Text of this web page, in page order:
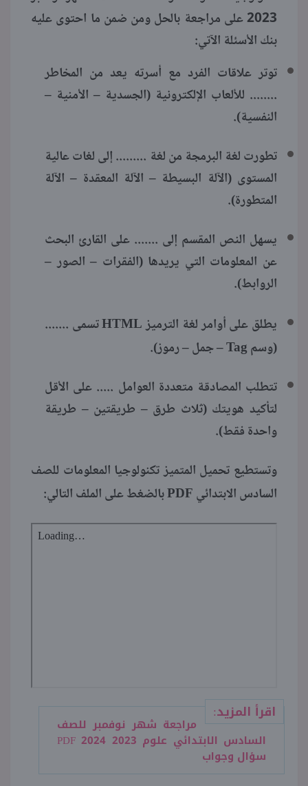
2023 على مراجعة بالحل ومن ضمن ما احتوى عليه
بنك الأسئلة الآتي:
توتر علاقات الفرد مع أسرته يعد من المخاطر
........ للألعاب الإلكترونية (الجسدية – الأمنية –
النفسية).
تطورت لغة البرمجة من لغة ......... إلى لغات عالية
المستوى (الآلة البسيطة – الآلة المعقدة – الآلة
المتطورة).
يسهل النص المقسم إلى ....... على القارئ البحث
عن المعلومات التي يريدها (الفقرات – الصور –
الروابط).
يطلق على أوامر لغة الترميزHTMLتسمى .......
(وسمTag– جمل – رموز).
تتطلب المصادقة متعددة العوامل ..... على الأقل
لتأكيد هويتك (ثلاث طرق – طريقتين – طريقة
واحدة فقط).
وتستطيع تحميل المتميز تكنولوجيا المعلومات للصف
السادس الابتدائيPDFبالضغط على الملف التالي:
اقرأ المزيد:
مراجعة شهر نوفمبر للصف
السادس الابتدائي علوم 2023 2024 PDF
سؤال وجواب